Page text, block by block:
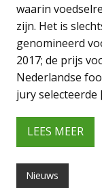
waarin
zijn. Het is
genomineerd
2017; de prijs
Nederlandse
jury selecteerde
LEES MEER
Nieuws